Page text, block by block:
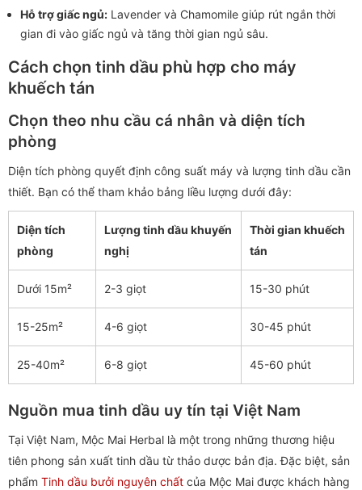
Hỗ trợ giấc ngủ: Lavender và Chamomile giúp rút ngắn thời
gian đi vào giấc ngủ và tăng thời gian ngủ sâu.
Cách chọn tinh dầu phù hợp cho máy
khuếch tán
Chọn theo nhu cầu cá nhân và diện tích
phòng
Diện tích phòng quyết định công suất máy và lượng tinh dầu cần
thiết. Bạn có thể tham khảo bảng liều lượng dưới đây:
Diện tích
phòng
Lượng tinh dầu khuyến
nghị
Thời gian khuếch
tán
Dưới 15m² 2-3 giọt 15-30 phút
15-25m² 4-6 giọt 30-45 phút
25-40m² 6-8 giọt 45-60 phút
Nguồn mua tinh dầu uy tín tại Việt Nam
Tại Việt Nam, Mộc Mai Herbal là một trong những thương hiệu
tiên phong sản xuất tinh dầu từ thảo dược bản địa. Đặc biệt, sản
phẩm Tinh dầu bưởi nguyên chất của Mộc Mai được khách hàng